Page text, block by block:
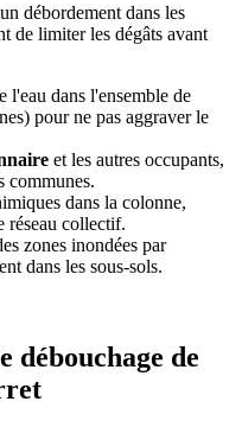
débordement dans les
de limiter les dégâts avant
l'eau dans l'ensemble de
pour ne pas aggraver le
et les autres occupants,
communes.
dans la colonne,
réseau collectif.
zones inondées par
dans les sous-sols.
débouchage de